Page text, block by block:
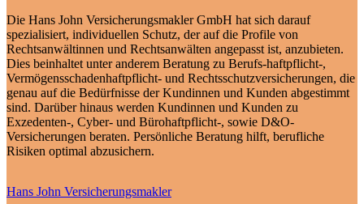
Die Hans John Versicherungsmakler GmbH hat sich darauf
spezialisiert, individuellen Schutz, der auf die Profile von
Rechtsanwältinnen und Rechtsanwälten angepasst ist, anzubieten.
Dies beinhaltet unter anderem Beratung zu Berufs-haftpflicht-,
Vermögensschadenhaftpflicht- und Rechtsschutzversicherungen, die
genau auf die Bedürfnisse der Kundinnen und Kunden abgestimmt
sind. Darüber hinaus werden Kundinnen und Kunden zu
Exzedenten-, Cyber- und Bürohaftpflicht-, sowie D&O-
Versicherungen beraten. Persönliche Beratung hilft, berufliche
Risiken optimal abzusichern.
Hans John Versicherungsmakler